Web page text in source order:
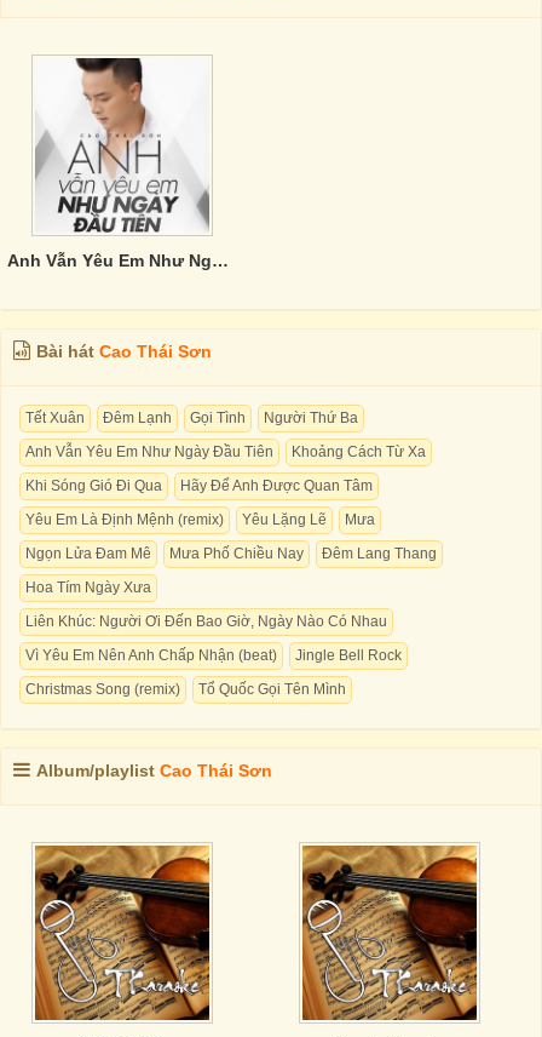
Anh Vẫn Yêu Em Như Ngày Đầu Tiên
Bài hát Cao Thái Sơn
Tết Xuân Đêm Lạnh Gọi Tình
Người Thứ Ba
Anh Vẫn Yêu Em Như Ngày Đầu Tiên
Khoảng Cách Từ Xa
Khi Sóng Gió Đi Qua
Hãy Để Anh Được Quan Tâm
Yêu Em Là Định Mệnh (remix)
Yêu Lặng Lẽ
Mưa
Ngọn Lửa Đam Mê
Mưa Phố Chiều Nay
Đêm Lang Thang
Hoa Tím Ngày Xưa
Liên Khúc: Người Ơi Đến Bao Giờ, Ngày Nào Có Nhau
Vì Yêu Em Nên Anh Chấp Nhận (beat)
Jingle Bell Rock
Christmas Song (remix)
Tổ Quốc Gọi Tên Mình
Album/playlist Cao Thái Sơn